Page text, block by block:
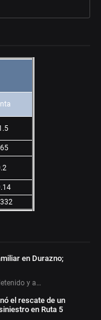
en Durazno;
y a…
el rescate de un
en Ruta 5